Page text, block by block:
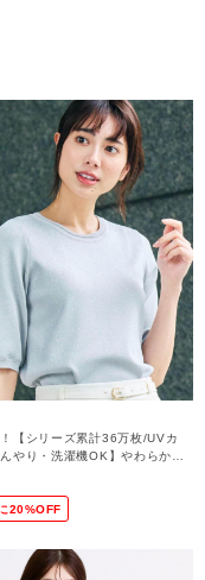
【シリーズ累計36万枚/UVカ
やり・洗濯機OK】やわらかド
五分袖ニット
20%OFF